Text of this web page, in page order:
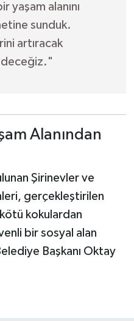
yaşam alanını
sunduk.
artıracak
Alanından
Şirinevler ve
gerçekleştirilen
kokulardan
bir sosyal alan
Başkanı Oktay